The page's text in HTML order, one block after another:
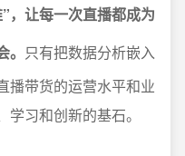
，让每一次直播都成为
只有把数据分析嵌入
播带货的运营水平和业
习和创新的基石。